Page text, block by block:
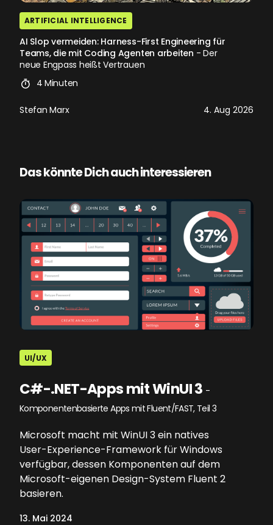
ARTIFICIAL INTELLIGENCE
AI Slop vermeiden: Harness-First Engineering für
Teams, die mit Coding Agenten arbeiten - Der
neue Engpass heißt Vertrauen
4 Minuten
Stefan Marx 4. Aug 2026
Das könnte Dich auch interessieren
UI/UX
C#-.NET-Apps mit WinUI 3 -
Komponentenbasierte Apps mit Fluent/FAST, Teil 3
Microsoft macht mit WinUI 3 ein natives
User-Experience-Framework für Windows
verfügbar, dessen Komponenten auf dem
Microsoft-eigenen Design-System Fluent 2
basieren.
13. Mai 2024